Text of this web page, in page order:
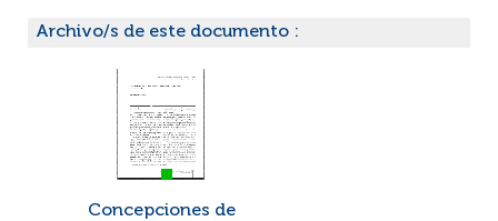
Archivo/s de este documento :
Concepciones de